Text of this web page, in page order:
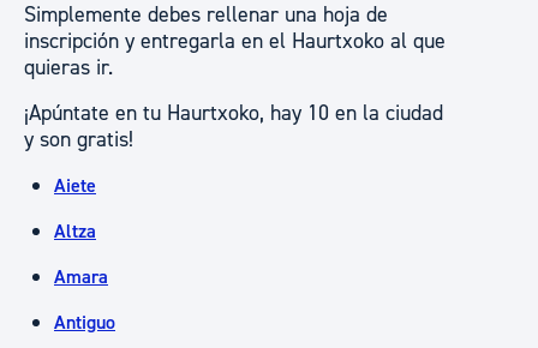
Simplemente debes rellenar una hoja de
inscripción y entregarla en el Haurtxoko al que
quieras ir.
¡Apúntate en tu Haurtxoko, hay 10 en la ciudad
y son gratis!
Aiete
Altza
Amara
Antiguo